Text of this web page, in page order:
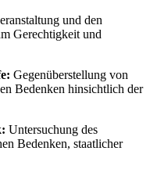
und den
Gerechtigkeit und
Gegenüberstellung von
Bedenken hinsichtlich der
Untersuchung des
Bedenken, staatlicher